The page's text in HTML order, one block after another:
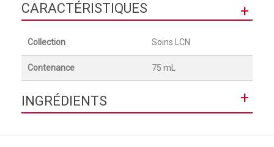
CARACTÉRISTIQUES +
Collection Soins LCN
Contenance 75 mL
INGRÉDIENTS +